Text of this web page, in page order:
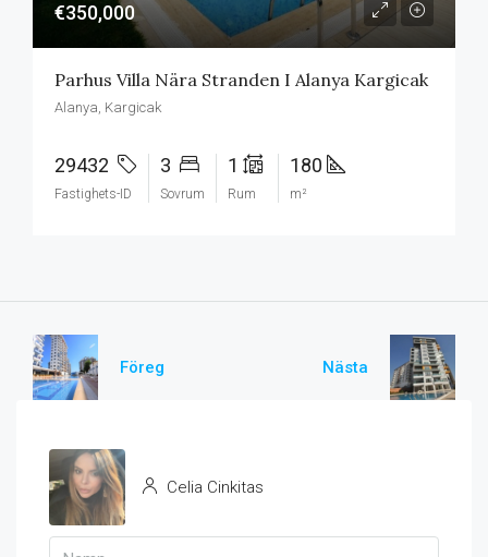
€350,000
Parhus Villa Nära Stranden I Alanya Kargicak
Alanya, Kargicak
29432
Fastighets-ID
3
Sovrum
1
Rum
180
m²
Föreg Nästa
Celia Cinkitas